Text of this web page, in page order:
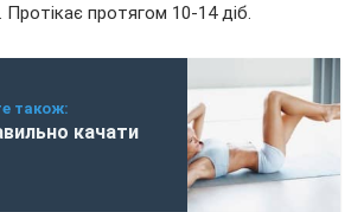
Протікає протягом 10-14 діб.
також:
качати